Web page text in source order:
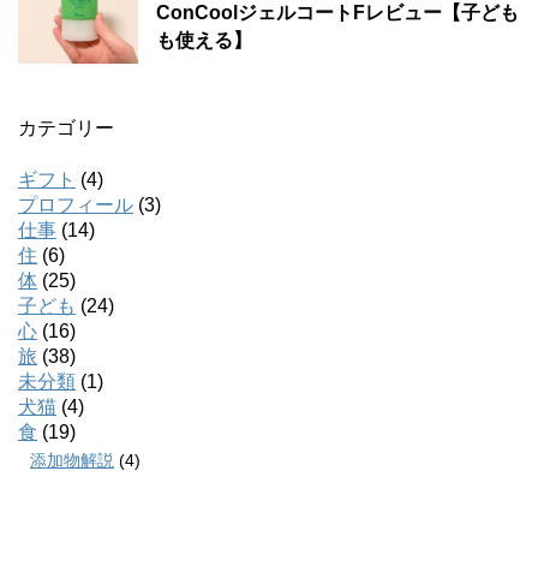
ConCoolジェルコートFレビュー【子ども
も使える】
カテゴリー
ギフト (4)
プロフィール (3)
仕事 (14)
住 (6)
体 (25)
子ども (24)
心 (16)
旅 (38)
未分類 (1)
犬猫 (4)
食 (19)
添加物解説 (4)